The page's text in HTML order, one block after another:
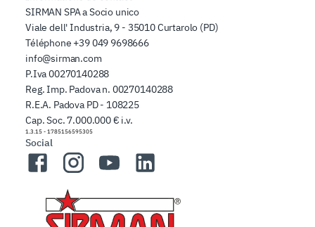
SIRMAN SPA a Socio unico
Viale dell' Industria, 9 - 35010 Curtarolo (PD)
Téléphone +39 049 9698666
info@sirman.com
P.Iva 00270140288
Reg. Imp. Padova n. 00270140288
R.E.A. Padova PD - 108225
Cap. Soc. 7.000.000 € i.v.
1.3.15 - 1785156595305
Social
FacebookInstagramYouTubeLinkedIn